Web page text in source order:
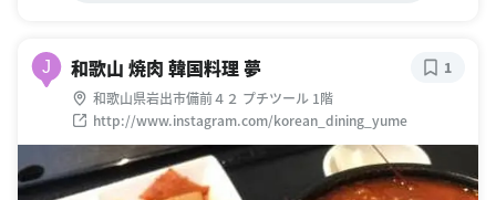
J 和歌山 焼肉 韓国料理 夢
和歌山県岩出市備前４２ プチツール 1階
http://www.instagram.com/korean_dining_yume
1